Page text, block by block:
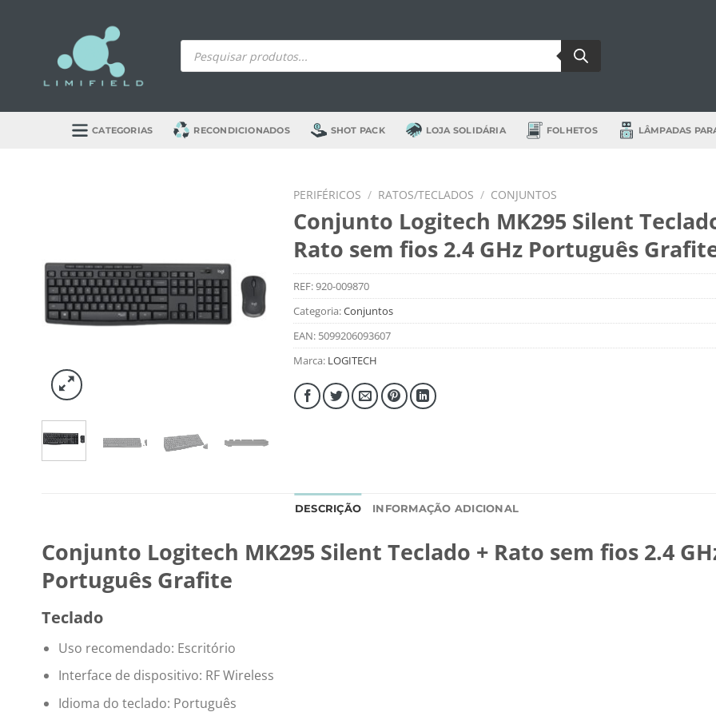
Products
search
CATEGORIAS RECONDICIONADOS SHOT PACK LOJA SOLIDÁRIA FOLHETOS LÂMPADAS
PERIFÉRICOS / RATOS/TECLADOS / CONJUNTOS
Conjunto Logitech MK295 Silent
Rato sem fios 2.4 GHz Português
REF:920-009870
Categoria:Conjuntos
EAN: 5099206093607
Marca: LOGITECH
DESCRIÇÃO INFORMAÇÃO ADICIONAL
Conjunto Logitech MK295 Silent Teclado + Rato sem fios 2.4
Português Grafite
Teclado
Uso recomendado: Escritório
Interface de dispositivo: RF Wireless
Idioma do teclado: Português